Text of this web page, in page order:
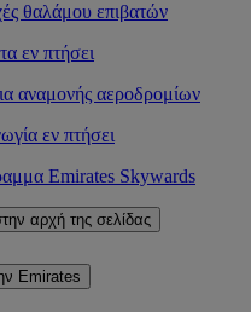
θαλάμου επιβατών
εν πτήσει
αναμονής αεροδρομίων
εν πτήσει
Emirates Skywards
αρχή της σελίδας
Emirates